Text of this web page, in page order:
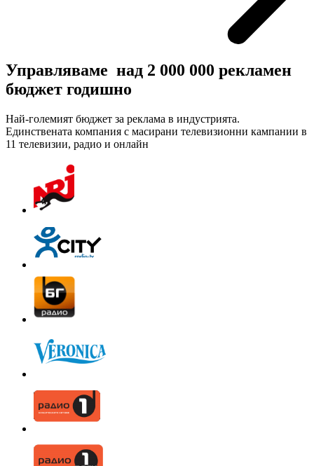
Управляваме над 2 000 000 рекламен
бюджет годишно
Най-големият бюджет за реклама в индустрията.
Единствената компания с масирани телевизионни кампании в
11 телевизии, радио и онлайн